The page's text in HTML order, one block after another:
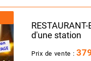
d'une station
Prix de vente :